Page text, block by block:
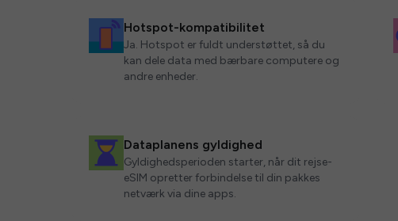
Hotspot-kompatibilitet
Ja. Hotspot er fuldt understøttet, så du
kan dele data med bærbare computere og
andre enheder.
Dataplanens gyldighed
Gyldighedsperioden starter, når dit rejse-
eSIM opretter forbindelse til din pakkes
netværk via dine apps.